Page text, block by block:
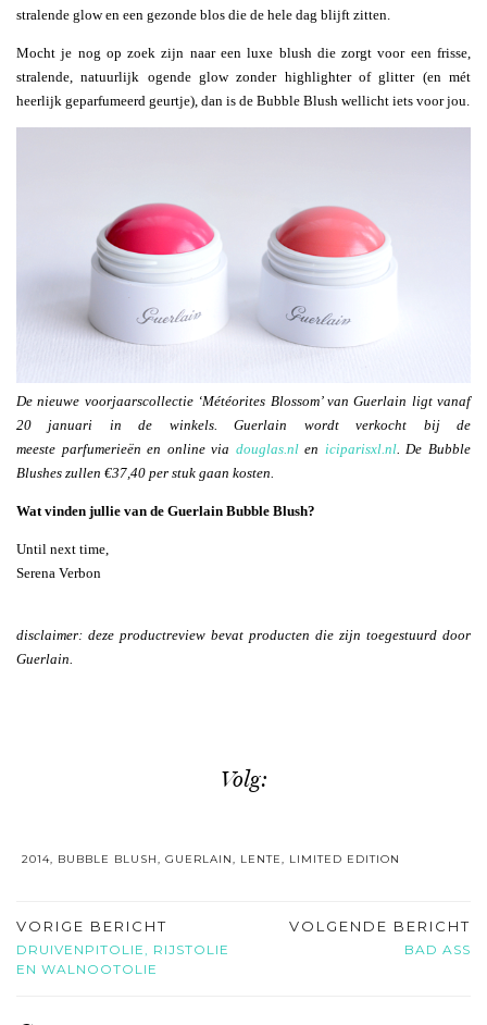
stralende glow en een gezonde blos die de hele dag blijft zitten.
Mocht je nog op zoek zijn naar een luxe blush die zorgt voor een frisse,
stralende, natuurlijk ogende glow zonder highlighter of glitter (en mét
heerlijk geparfumeerd geurtje), dan is de Bubble Blush wellicht iets voor jou.
De nieuwe voorjaarscollectie ‘Météorites Blossom’ van Guerlain ligt vanaf
20 januari in de winkels. Guerlain wordt verkocht bij de
meeste parfumerieën en online via douglas.nlen iciparisxl.nl. De Bubble
Blushes zullen €37,40 per stuk gaan kosten.
Wat vinden jullie van de Guerlain Bubble Blush?
Until next time,
Serena Verbon
disclaimer: deze productreview bevat producten die zijn toegestuurd door
Guerlain.
Volg:
2014, BUBBLE BLUSH, GUERLAIN, LENTE, LIMITED EDITION
VORIGE BERICHT
DRUIVENPITOLIE, RIJSTOLIE
EN WALNOOTOLIE
VOLGENDE BERICHT
BAD ASS